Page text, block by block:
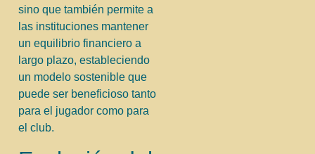
sino que también permite a
las instituciones mantener
un equilibrio financiero a
largo plazo, estableciendo
un modelo sostenible que
puede ser beneficioso tanto
para el jugador como para
el club.